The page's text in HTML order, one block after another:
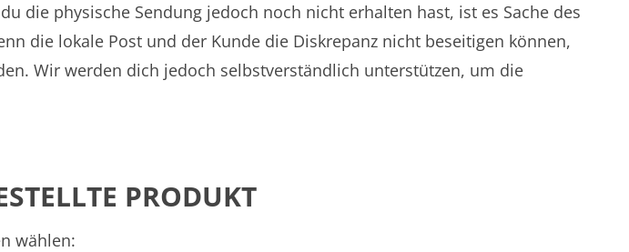
die physische Sendung jedoch noch nicht erhalten hast, ist es Sache des
die lokale Post und der Kunde die Diskrepanz nicht beseitigen können,
Wir werden dich jedoch selbstverständlich unterstützen, um die
PRODUKT
wählen: